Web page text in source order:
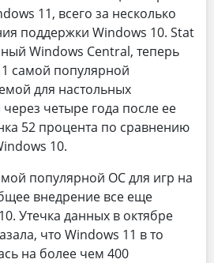
11, всего за несколько
поддержки Windows 10. Stat
Windows Central, теперь
самой популярной
для настольных
четыре года после ее
52 процента по сравнению
10.
популярной ОС для игр на
внедрение все еще
Утечка данных в октябре
что Windows 11 в то
на более чем 400